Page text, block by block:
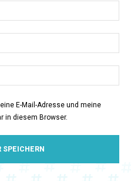
E-Mail-Adresse und meine
in diesem Browser.